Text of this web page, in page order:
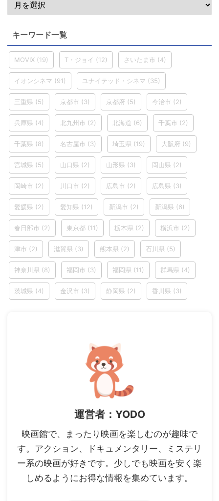
キーワード一覧
MOVIX (19) T・ジョイ (12) さいたま市 (4)
イオンシネマ (91) ユナイテッド・シネマ (35)
三重県 (5) 京都市 (3) 京都府 (5) 今治市 (2)
兵庫県 (4) 北九州市 (2) 北海道 (6) 千葉市 (2)
千葉県 (8) 名古屋市 (3) 埼玉県 (19) 大阪府 (9)
宮城県 (5) 山口県 (2) 山形県 (3) 岡山県 (2)
岡崎市 (2) 川口市 (2) 広島市 (2) 広島県 (3)
愛媛県 (2) 愛知県 (12) 新潟市 (2) 新潟県 (6)
春日部市 (2) 東京都 (11) 栃木県 (2) 横浜市 (2)
津市 (2) 滋賀県 (3) 熊本県 (2) 石川県 (5)
神奈川県 (8) 福岡市 (3) 福岡県 (11) 群馬県 (4)
茨城県 (4) 金沢市 (3) 静岡県 (2) 香川県 (3)
運営者：YODO
映画館で、まったり映画を楽しむのが趣味で
す。アクション、ドキュメンタリー、ミステリ
ー系の映画が好きです。少しでも映画を安く楽
しめるようにお得な情報を集めています。